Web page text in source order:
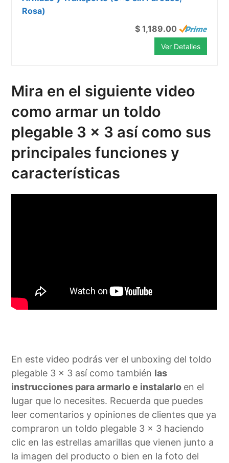
Rosa)
$ 1,189.00
Ver Detalles
Mira en el siguiente video
como armar un toldo
plegable 3 x 3 así como sus
principales funciones y
características
En este video podrás ver el unboxing del toldo
plegable 3 x 3 así como también las
instrucciones para armarlo e instalarlo en el
lugar que lo necesites. Recuerda que puedes
leer comentarios y opiniones de clientes que ya
compraron un toldo plegable 3 x 3 haciendo
clic en las estrellas amarillas que vienen junto a
la imagen del producto o bien en la foto del